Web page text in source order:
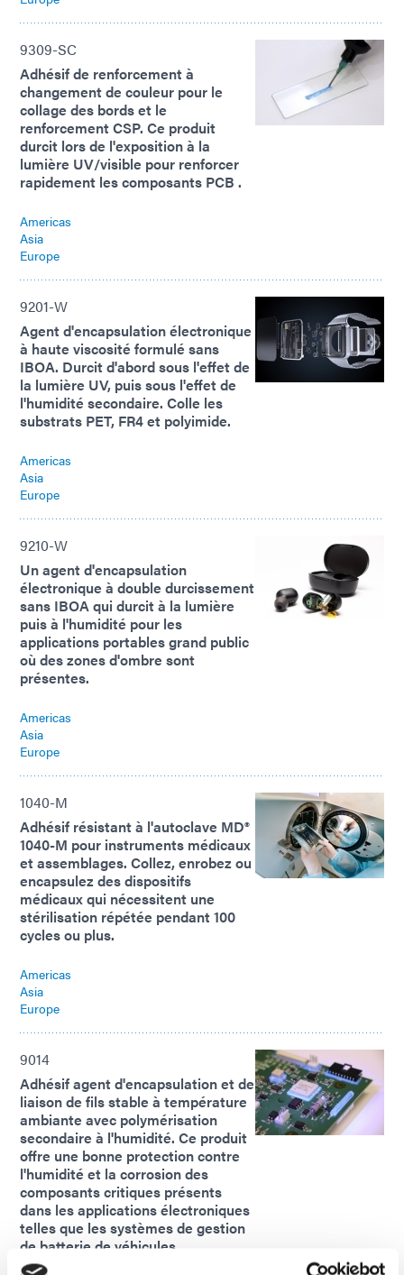
9309-SC
Adhésif de renforcement à
changement de couleur pour le
collage des bords et le
renforcement CSP. Ce produit
durcit lors de l'exposition à la
lumière UV/visible pour renforcer
rapidement les composants PCB .
Americas
Asia
Europe
9201-W
Agent d'encapsulation électronique
à haute viscosité formulé sans
IBOA. Durcit d'abord sous l'effet de
la lumière UV, puis sous l'effet de
l'humidité secondaire. Colle les
substrats PET, FR4 et polyimide.
Americas
Asia
Europe
9210-W
Un agent d'encapsulation
électronique à double durcissement
sans IBOA qui durcit à la lumière
puis à l'humidité pour les
applications portables grand public
où des zones d'ombre sont
présentes.
Americas
Asia
Europe
1040-M
Adhésif résistant à l'autoclave MD®
1040-M pour instruments médicaux
et assemblages. Collez, enrobez ou
encapsulez des dispositifs
médicaux qui nécessitent une
stérilisation répétée pendant 100
cycles ou plus.
Americas
Asia
Europe
9014
Adhésif agent d'encapsulation et de
liaison de fils stable à température
ambiante avec polymérisation
secondaire à l'humidité. Ce produit
offre une bonne protection contre
l'humidité et la corrosion des
composants critiques présents
dans les applications électroniques
telles que les systèmes de gestion
de batterie de véhicules
électriques.